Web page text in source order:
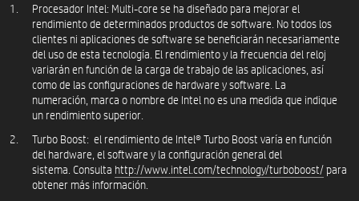
Procesador Intel: Multi-core se ha diseñado para mejorar el
rendimiento de determinados productos de software. No todos los
clientes ni aplicaciones de software se beneficiarán necesariamente
del uso de esta tecnología. El rendimiento y la frecuencia del reloj
variarán en función de la carga de trabajo de las aplicaciones, así
como de las configuraciones de hardware y software. La
numeración, marca o nombre de Intel no es una medida que indique
un rendimiento superior.
Turbo Boost: el rendimiento de Intel® Turbo Boost varía en función
del hardware, el software y la configuración general del
sistema. Consulta http://www.intel.com/technology/turboboost/para
obtener más información.